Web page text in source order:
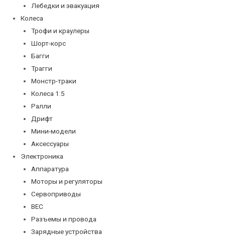
Лебедки и эвакуация
Колеса
Трофи и краулеры
Шорт-корс
Багги
Трагги
Монстр-траки
Колеса 1:5
Ралли
Дрифт
Мини-модели
Аксессуары
Электроника
Аппаратура
Моторы и регуляторы
Сервоприводы
BEC
Разъемы и провода
Зарядные устройства